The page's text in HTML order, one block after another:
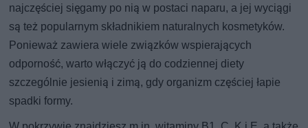
najczęściej sięgamy po nią w postaci naparu, a jej wyciągi
są też popularnym składnikiem naturalnych kosmetyków.
Ponieważ zawiera wiele związków wspierających
odporność, warto włączyć ją do codziennej diety
szczególnie jesienią i zimą, gdy organizm częściej łapie
spadki formy.